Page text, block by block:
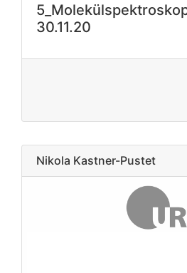
30.11.20
Nikola Kastner-Pustet